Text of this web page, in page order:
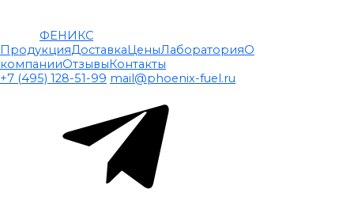
ФЕНИКС
ПродукцияДоставкаЦеныЛабораторияО
компанииОтзывыКонтакты
+7 (495) 128-51-99 mail@phoenix-fuel.ru